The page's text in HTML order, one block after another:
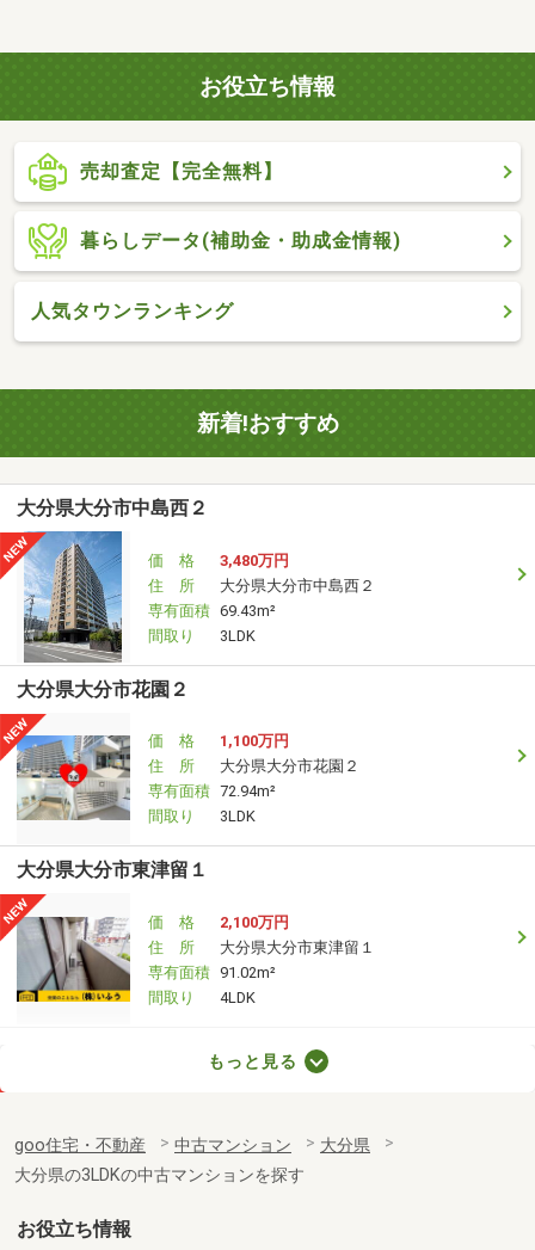
お役立ち情報
売却査定【完全無料】
暮らしデータ(補助金・助成金情報)
人気タウンランキング
新着!おすすめ
大分県大分市中島西２
価 格
3,480万円
住 所
大分県大分市中島西２
専有面積 69.43m²
間取り
3LDK
大分県大分市花園２
価 格
1,100万円
住 所
大分県大分市花園２
専有面積 72.94m²
間取り
3LDK
大分県大分市東津留１
価 格
2,100万円
住 所
大分県大分市東津留１
専有面積 91.02m²
間取り
4LDK
専有面積 61.98m²
間取り
3LDK
大分県大分市新川町１
もっと見る
goo住宅・不動産 中古マンション
大分県
大分県の3LDKの中古マンションを探す
お役立ち情報